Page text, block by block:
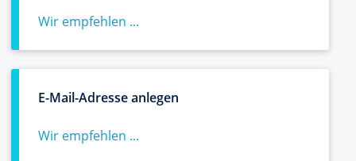
Wir empfehlen ...
E-Mail-Adresse anlegen
Wir empfehlen ...